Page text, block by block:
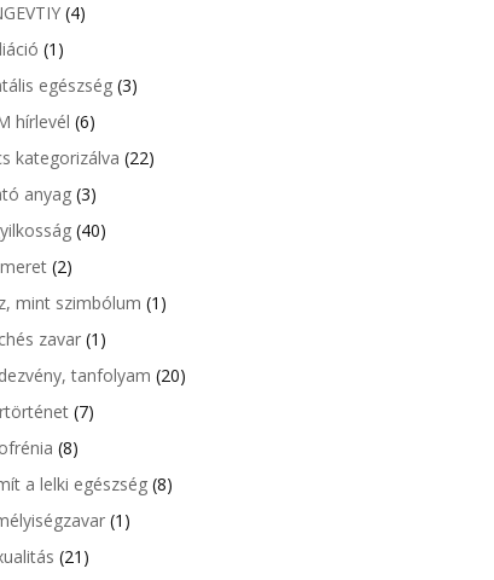
(4)
(1)
egészség(3)
hírlevél (6)
kategorizálva (22)
anyag(3)
(40)
(2)
mint szimbólum (1)
zavar(1)
tanfolyam (20)
(7)
(8)
a lelki egészség(8)
(1)
(21)